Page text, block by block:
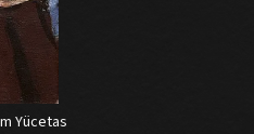
Yücetas